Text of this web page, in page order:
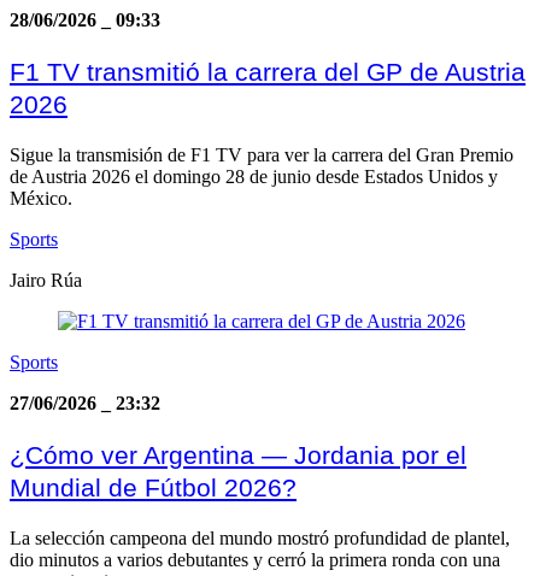
28/06/2026
09:33
F1 TV transmitió la carrera del GP de Austria
2026
Sigue la transmisión de F1 TV para ver la carrera del Gran Premio
de Austria 2026 el domingo 28 de junio desde Estados Unidos y
México.
Sports
Jairo Rúa
Sports
27/06/2026
23:32
¿Cómo ver Argentina — Jordania por el
Mundial de Fútbol 2026?
La selección campeona del mundo mostró profundidad de plantel,
dio minutos a varios debutantes y cerró la primera ronda con una